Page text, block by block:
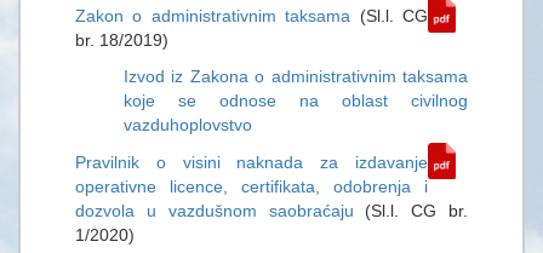
Zakon o administrativnim taksama (Sl.l. CG
br. 18/2019)
Izvod iz Zakona o administrativnim taksama
koje se odnose na oblast civilnog
vazduhoplovstvo
Pravilnik o visini naknada za izdavanje
operativne licence, certifikata, odobrenja i
dozvola u vazdušnom saobraćaju (Sl.l. CG br.
1/2020)